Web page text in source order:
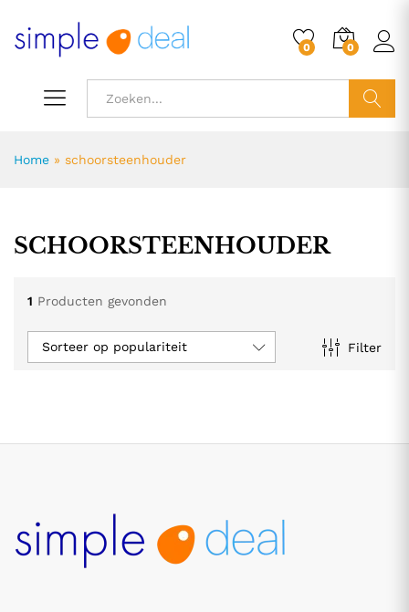
0 0
Home » schoorsteenhouder
SCHOORSTEENHOUDER
1 Producten gevonden
Filter
Sorteer op populariteit